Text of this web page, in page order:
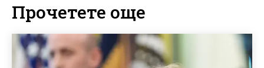
Прочетете още